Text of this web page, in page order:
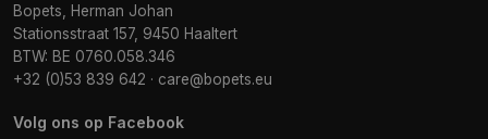
Bopets, Herman Johan
Stationsstraat 157, 9450 Haaltert
BTW: BE 0760.058.346
+32 (0)53 839 642 · care@bopets.eu
Volg ons op Facebook